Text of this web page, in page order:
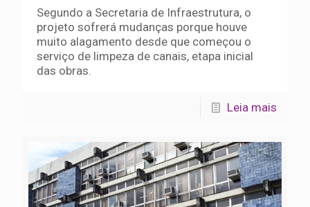
Segundo a Secretaria de Infraestrutura, o
projeto sofrerá mudanças porque houve
muito alagamento desde que começou o
serviço de limpeza de canais, etapa inicial
das obras.
Leia mais